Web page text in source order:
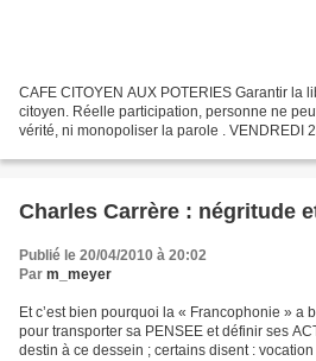
CAFE CITOYEN AUX POTERIES Garantir la
citoyen. Réelle participation, personne ne
vérité, ni monopoliser la parole . VENDREDI
Charles Carrère : négritude
Publié le 20/04/2010 à 20:02
Par m_meyer
Et c’est bien pourquoi la « Francophonie » a
pour transporter sa PENSEE et définir ses
destin à ce dessein ; certains disent :